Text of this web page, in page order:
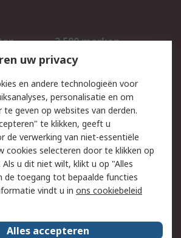
2.500 merken
Inkoopoplossingen
Email veiligheid
Websitevoorwaarden
uw privacy
en andere technologieën voor
personalisatie en om
geven op websites van derden.
te klikken, geeft u
de verwerking van niet-essentiële
cookies selecteren door te klikken op
u dit niet wilt, klikt u op "Alles
de toegang tot bepaalde functies
vindt u in ons cookiebeleid
Alles accepteren